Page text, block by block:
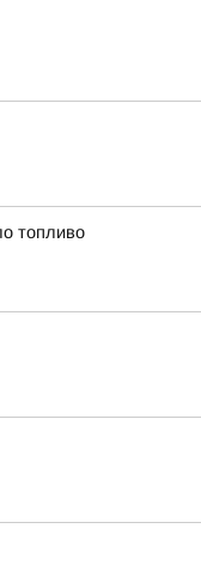
топливо